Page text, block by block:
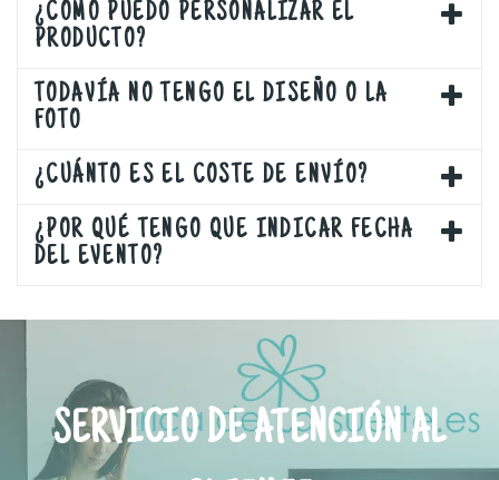
¿CÓMO PUEDO PERSONALIZAR EL
PRODUCTO?
TODAVÍA NO TENGO EL DISEÑO O LA
FOTO
¿CUÁNTO ES EL COSTE DE ENVÍO?
¿POR QUÉ TENGO QUE INDICAR FECHA
DEL EVENTO?
SERVICIO DE ATENCIÓN AL